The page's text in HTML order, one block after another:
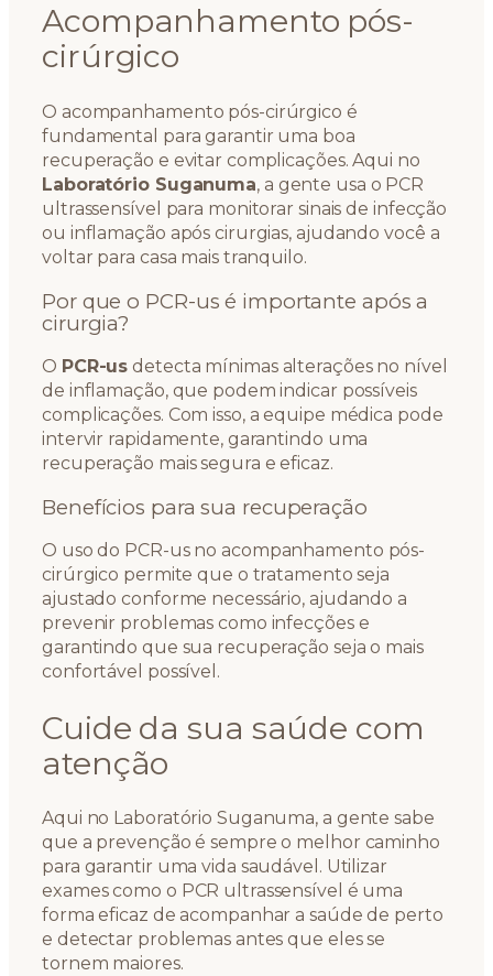
Acompanhamento pós-
cirúrgico
O acompanhamento pós-cirúrgico é
fundamental para garantir uma boa
recuperação e evitar complicações. Aqui no
Laboratório Suganuma, a gente usa o PCR
ultrassensível para monitorar sinais de infecção
ou inflamação após cirurgias, ajudando você a
voltar para casa mais tranquilo.
Por que o PCR-us é importante após a
cirurgia?
O PCR-us detecta mínimas alterações no nível
de inflamação, que podem indicar possíveis
complicações. Com isso, a equipe médica pode
intervir rapidamente, garantindo uma
recuperação mais segura e eficaz.
Benefícios para sua recuperação
O uso do PCR-us no acompanhamento pós-
cirúrgico permite que o tratamento seja
ajustado conforme necessário, ajudando a
prevenir problemas como infecções e
garantindo que sua recuperação seja o mais
confortável possível.
Cuide da sua saúde com
atenção
Aqui no Laboratório Suganuma, a gente sabe
que a prevenção é sempre o melhor caminho
para garantir uma vida saudável. Utilizar
exames como o PCR ultrassensível é uma
forma eficaz de acompanhar a saúde de perto
e detectar problemas antes que eles se
tornem maiores.